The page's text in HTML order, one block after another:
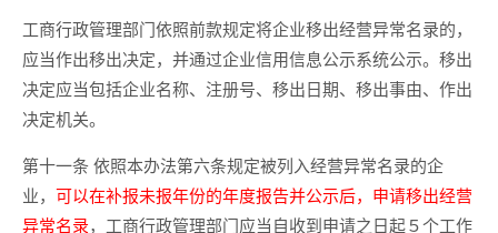
工商行政管理部门依照前款规定将企业移出经营异常名录的，
应当作出移出决定，并通过企业信用信息公示系统公示。移出
决定应当包括企业名称、注册号、移出日期、移出事由、作出
决定机关。
第十一条 依照本办法第六条规定被列入经营异常名录的企
业， 可以在补报未报年份的年度报告并公示后，申请移出经营
异常名录，工商行政管理部门应当自收到申请之日起５个工作